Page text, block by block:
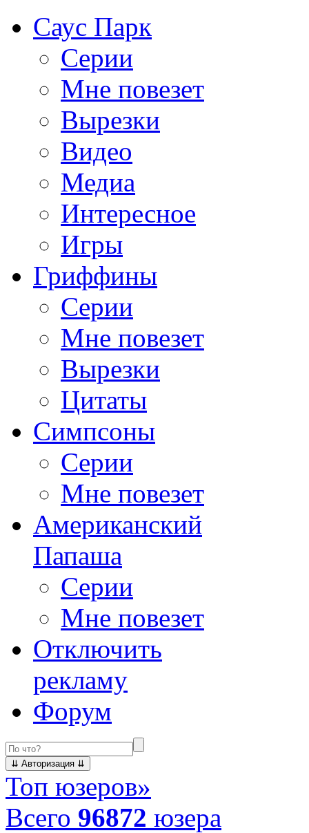
Саус Парк
Серии
Мне повезет
Вырезки
Видео
Медиа
Интересное
Игры
Гриффины
Серии
Мне повезет
Вырезки
Цитаты
Симпсоны
Серии
Мне повезет
Американский
Папаша
Серии
Мне повезет
Отключить
рекламу
Форум
Топ юзеров»
Всего 96872 юзера